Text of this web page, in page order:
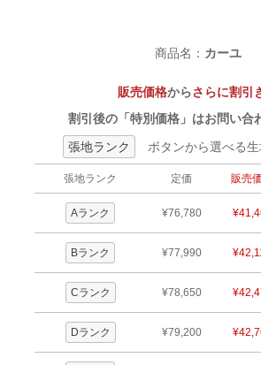
商品名： カーユ
販売価格からさらに割引
割引後の「特別価格」はお問い合
張地ランク
ボタンから選べる生
張地ランク 定価 販売
Aランク ¥76,780
Bランク ¥77,990
Cランク ¥78,650
Dランク ¥79,200